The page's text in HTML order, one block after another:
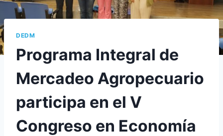
DEDM
Programa Integral de
Mercadeo Agropecuario
participa en el V
Congreso en Economía